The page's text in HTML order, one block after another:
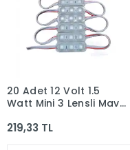
20 Adet 12 Volt 1.5
Watt Mini 3 Lensli Mavi
IP65
219,33 TL